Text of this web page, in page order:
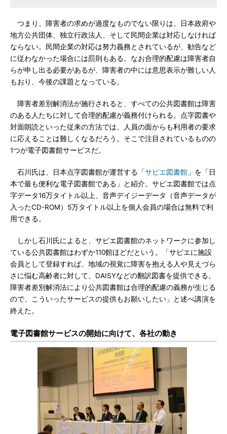
つまり、障害者の求めが過度なものでない限りは、日本政府や
地方公共団体、独立行政法人、そして民間企業は対応しなければ
ならない。民間企業の対応は努力義務とされているが、勧告など
に従わなかった場合には罰則もある。なお合理的配慮は障害者自
らが申し出る必要があるが、障害者の中には意思表示が難しい人
もおり、今後の課題となっている。
障害者差別解消法が施行されると、すべての公共図書館は障害
のある人たちに対して合理的配慮が義務付けられる。点字図書や
対面朗読といった従来の方法では、人員の面からも利用者の要求
に応えることは難しくなるだろう。そこで注目されているものの
1つが電子図書館サービスだ。
石川氏は、日本点字図書館が運営する「サピエ図書館 」を「日
本で最も便利な電子図書館である」と紹介。サピエ図書館では点
字データ16万タイトル以上、音声デイジーデータ（音声データが
入ったCD-ROM）5万タイトル以上を個人会員の場合は無料で利
用できる。
しかし石川氏によると、サピエ図書館のネットワークに参加し
ている公共図書館はわずか110館ほどだという。「サピエに施設
会員として登録すれば、地域の視覚に障害を抱える人や見えづら
さに悩む高齢者に対して、DAISYなどの翻訳図書を提供できる。
障害者差別解消法により公共図書館は合理的配慮の義務が生じる
ので、こういったサービスの提供もお願いしたい」と述べ講演を
終えた。
電子図書館サービスの開始に向けて、各社の動き